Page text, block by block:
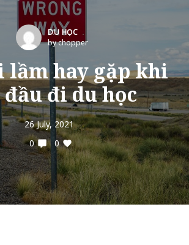
DU HỌC
by chopper
lầm hay gặp khi
đi du học
26 July, 2021
0
0